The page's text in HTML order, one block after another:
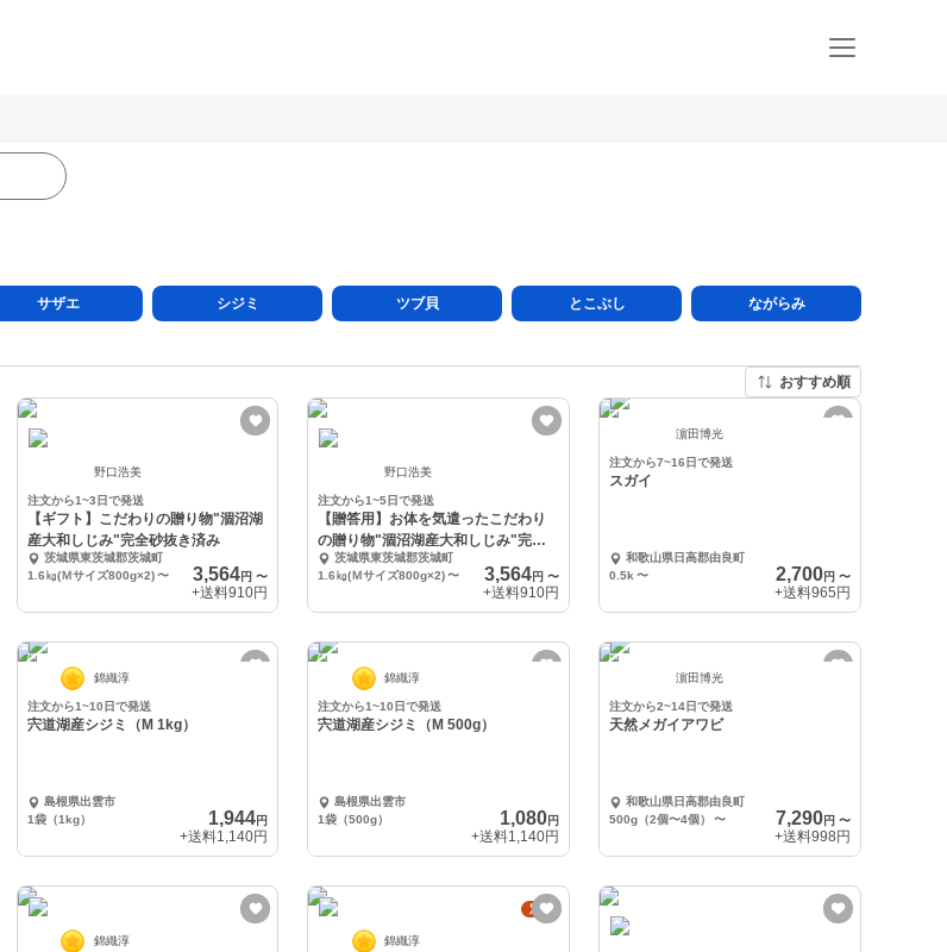
サザエ シジミ ツブ貝 とこぶし ながらみ
おすすめ順
野口浩美
注文から1~3日で発送
【ギフト】こだわりの贈り物"涸沼湖
産大和しじみ"完全砂抜き済み
茨城県東茨城郡茨城町
1.6㎏(Ｍサイズ800g×2) 〜 3,564円〜
+送料910円
野口浩美
注文から1~5日で発送
【贈答用】お体を気遣ったこだわり
の贈り物"涸沼湖産大和しじみ"完全
砂抜き済み
茨城県東茨城郡茨城町
1.6㎏(Ｍサイズ800g×2) 〜 3,564円〜
+送料910円
濵田博光
注文から7~16日で発送
スガイ
和歌山県日高郡由良町
0.5k 〜 2,700円 〜
+送料965円
錦織淳
注文から1~10日で発送
宍道湖産シジミ（M 1kg）
島根県出雲市
1袋（1kg）
1,944円
+送料1,140円
錦織淳
注文から1~10日で発送
宍道湖産シジミ（M 500g）
島根県出雲市
1袋（500g）
1,080円
+送料1,140円
濵田博光
注文から2~14日で発送
天然メガイアワビ
和歌山県日高郡由良町
500g（2個〜4個）
〜 7,290円 〜
+送料998円
錦織淳
定期
錦織淳